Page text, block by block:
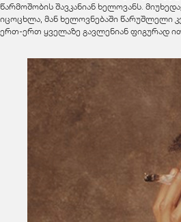
წარმოშობის შავკანიან ხელოვანს.
იცოცხლა, მან ხელოვნებაში წარუშლელი
ერთ-ერთ ყველაზე გავლენიან ფიგურად